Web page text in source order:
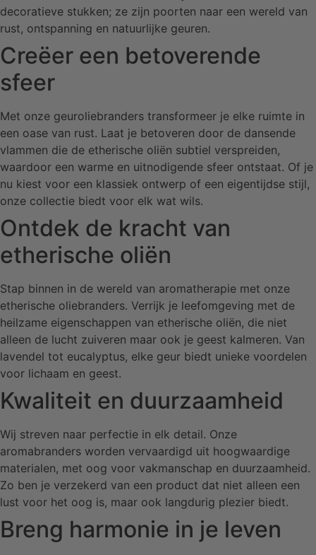
decoratieve stukken; ze zijn poorten naar een wereld van
rust, ontspanning en natuurlijke geuren.
Creëer een betoverende
sfeer
Met onze geuroliebranders transformeer je elke ruimte in
een oase van rust. Laat je betoveren door de dansende
vlammen die de etherische oliën subtiel verspreiden,
waardoor een warme en uitnodigende sfeer ontstaat. Of je
nu kiest voor een klassiek ontwerp of een eigentijdse stijl,
onze collectie biedt voor elk wat wils.
Ontdek de kracht van
etherische oliën
Stap binnen in de wereld van aromatherapie met onze
etherische oliebranders. Verrijk je leefomgeving met de
heilzame eigenschappen van etherische oliën, die niet
alleen de lucht zuiveren maar ook je geest kalmeren. Van
lavendel tot eucalyptus, elke geur biedt unieke voordelen
voor lichaam en geest.
Kwaliteit en duurzaamheid
Wij streven naar perfectie in elk detail. Onze
aromabranders worden vervaardigd uit hoogwaardige
materialen, met oog voor vakmanschap en duurzaamheid.
Zo ben je verzekerd van een product dat niet alleen een
lust voor het oog is, maar ook langdurig plezier biedt.
Breng harmonie in je leven